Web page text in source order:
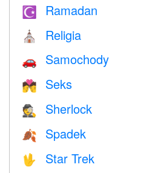
☪️ Ramadan
⛪️ Religia
🚗 Samochody
💏 Seks
🕵️ Sherlock
🍂 Spadek
🖖 Star Trek